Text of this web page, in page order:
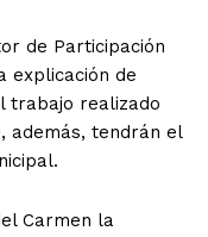
de Participación
explicación de
trabajo realizado
además, tendrán el
Carmen la